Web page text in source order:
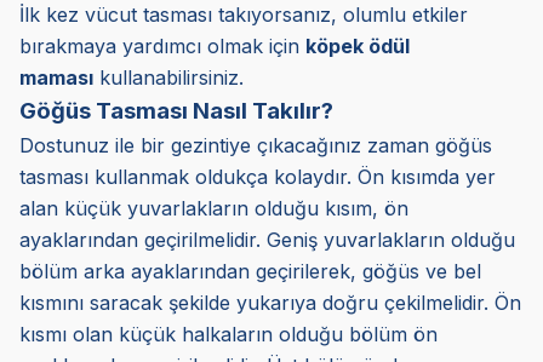
İlk kez vücut tasması takıyorsanız, olumlu etkiler
bırakmaya yardımcı olmak için köpek ödül
maması kullanabilirsiniz.
Göğüs Tasması Nasıl Takılır?
Dostunuz ile bir gezintiye çıkacağınız zaman göğüs
tasması kullanmak oldukça kolaydır. Ön kısımda yer
alan küçük yuvarlakların olduğu kısım, ön
ayaklarından geçirilmelidir. Geniş yuvarlakların olduğu
bölüm arka ayaklarından geçirilerek, göğüs ve bel
kısmını saracak şekilde yukarıya doğru çekilmelidir. Ön
kısmı olan küçük halkaların olduğu bölüm ön